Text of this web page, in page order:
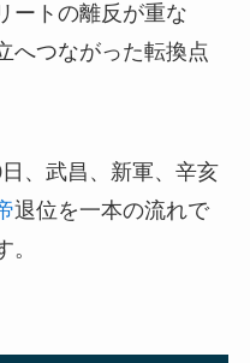
ートの離反が重な
へつながった転換点
、武昌、新軍、辛亥
退位を一本の流れで